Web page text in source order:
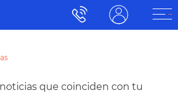
que coinciden con tu